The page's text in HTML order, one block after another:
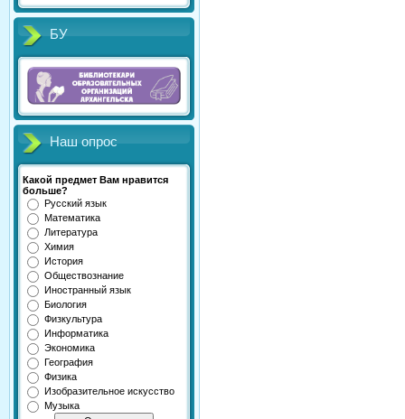
БУ
Наш опрос
Какой предмет Вам нравится
больше?
Русский язык
Математика
Литература
Химия
История
Обществознание
Иностранный язык
Биология
Физкультура
Информатика
Экономика
География
Физика
Изобразительное искусство
Музыка